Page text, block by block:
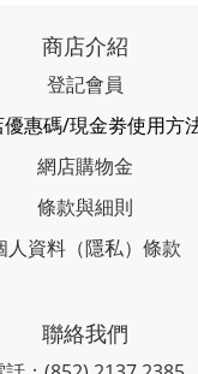
商店介紹
登記會員
優惠碼/現金劵使用方
網店購物金
條款與細則
人資料（隱私）條款
聯絡我們